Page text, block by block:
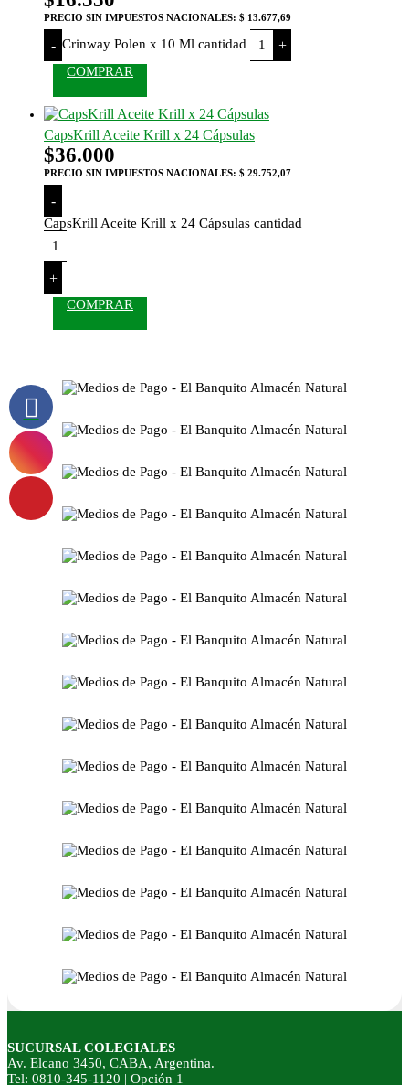
PRECIO SIN IMPUESTOS NACIONALES: $ 13.677,69
- Crinway Polen x 10 Ml cantidad +
COMPRAR
CapsKrill Aceite Krill x 24 Cápsulas
$36.000
PRECIO SIN IMPUESTOS NACIONALES: $ 29.752,07
-
CapsKrill Aceite Krill x 24 Cápsulas cantidad
+
COMPRAR
SUCURSAL COLEGIALES
Av. Elcano 3450, CABA, Argentina.
Tel: 0810-345-1120 | Opción 1